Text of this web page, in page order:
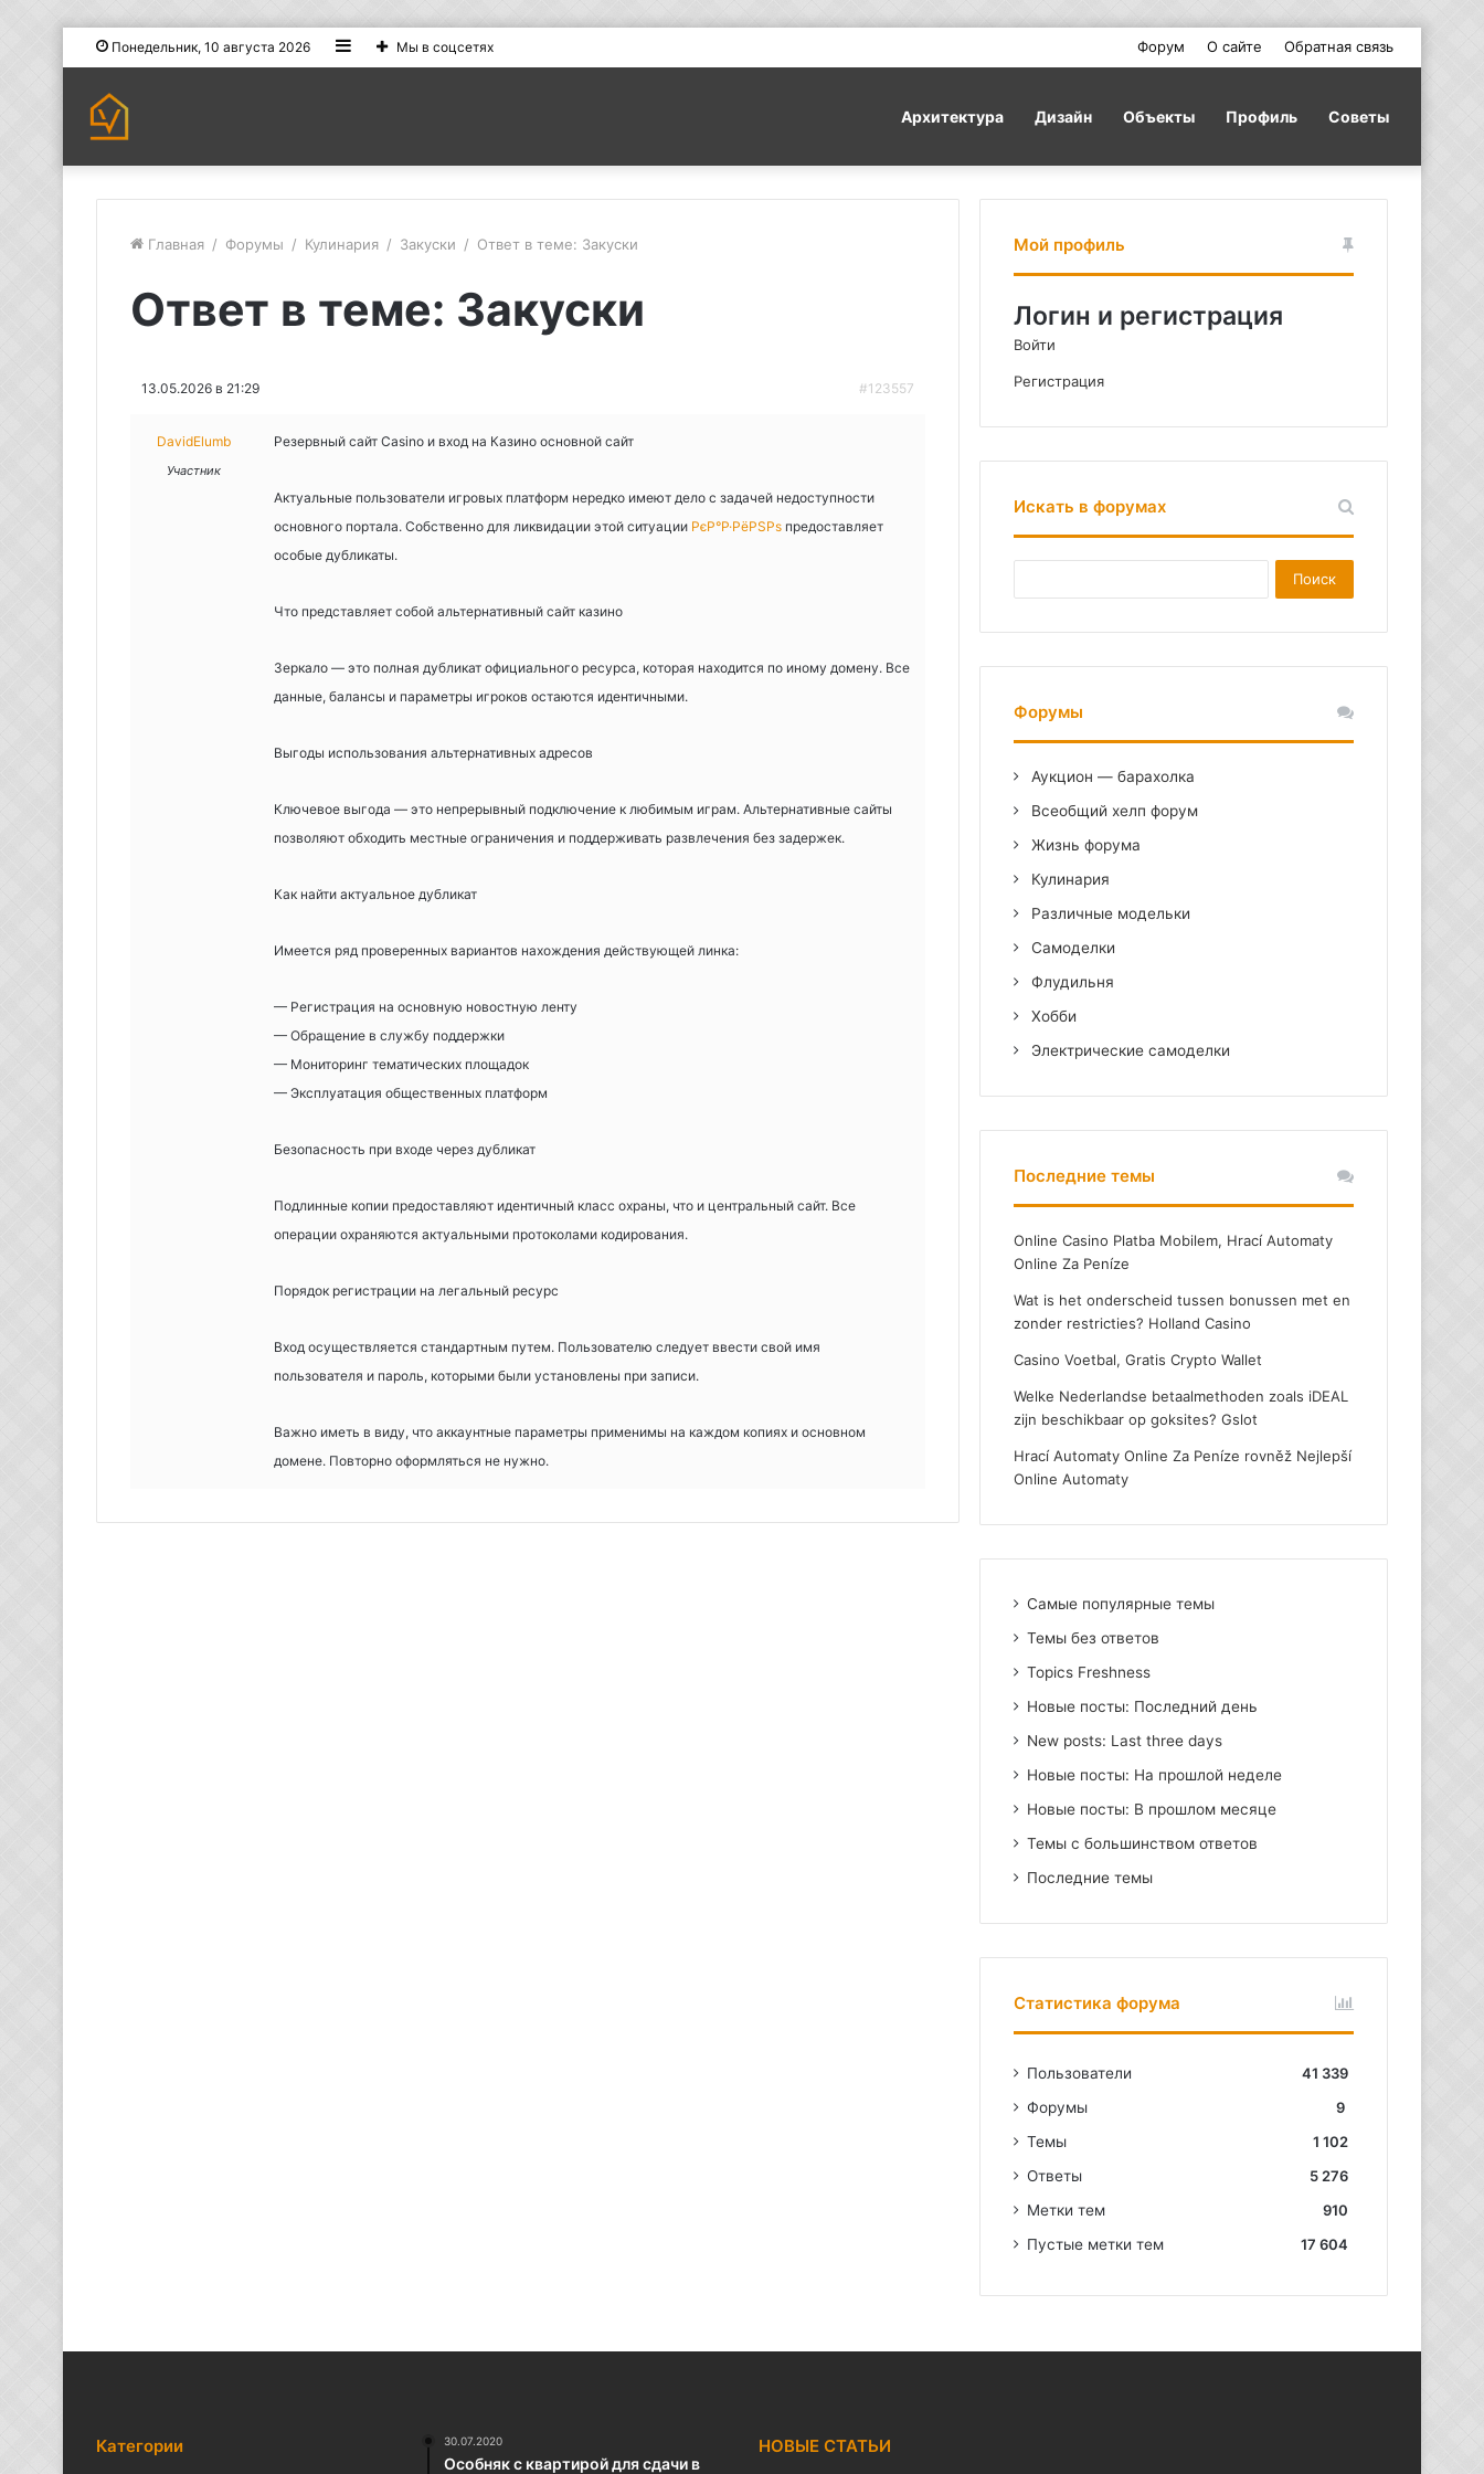
Понедельник, 10 августа 2026 SidebarМы в соцсетях Форум О сайте Обратная связь
Архитектура Дизайн Объекты Профиль Советы
Главная / Форумы / Кулинария / Закуски / Ответ в теме: Закуски
Ответ в теме: Закуски
13.05.2026 в 21:29 #123557
DavidElumb
Участник
Резервный сайт Casino и вход на Казино основной сайт
Актуальные пользователи игровых платформ нередко имеют дело с задачей недоступности
основного портала. Собственно для ликвидации этой ситуации РєР°Р·РёРЅРѕ предоставляет
особые дубликаты.
Что представляет собой альтернативный сайт казино
Зеркало — это полная дубликат официального ресурса, которая находится по иному домену. Все
данные, балансы и параметры игроков остаются идентичными.
Выгоды использования альтернативных адресов
Ключевое выгода — это непрерывный подключение к любимым играм. Альтернативные сайты
позволяют обходить местные ограничения и поддерживать развлечения без задержек.
Как найти актуальное дубликат
Имеется ряд проверенных вариантов нахождения действующей линка:
— Регистрация на основную новостную ленту
— Обращение в службу поддержки
— Мониторинг тематических площадок
— Эксплуатация общественных платформ
Безопасность при входе через дубликат
Подлинные копии предоставляют идентичный класс охраны, что и центральный сайт. Все
операции охраняются актуальными протоколами кодирования.
Порядок регистрации на легальный ресурс
Вход осуществляется стандартным путем. Пользователю следует ввести свой имя
пользователя и пароль, которыми были установлены при записи.
Важно иметь в виду, что аккаунтные параметры применимы на каждом копиях и основном
домене. Повторно оформляться не нужно.
Мой профиль
Логин и регистрация
Войти
Регистрация
Искать в форумах
Форумы
Аукцион — барахолка
Всеобщий хелп форум
Жизнь форума
Кулинария
Различные модельки
Самоделки
Флудильня
Хобби
Электрические самоделки
Последние темы
Online Casino Platba Mobilem, Hrací Automaty
Online Za Peníze
Wat is het onderscheid tussen bonussen met en
zonder restricties? Holland Casino
Casino Voetbal, Gratis Crypto Wallet
Welke Nederlandse betaalmethoden zoals iDEAL
zijn beschikbaar op goksites? Gslot
Hrací Automaty Online Za Peníze rovněž Nejlepší
Online Automaty
Самые популярные темы
Темы без ответов
Topics Freshness
Новые посты: Последний день
New posts: Last three days
Новые посты: На прошлой неделе
Новые посты: В прошлом месяце
Темы с большинством ответов
Последние темы
Статистика форума
Пользователи
41 339
Форумы
9
Темы
1 102
Ответы
5 276
Метки тем
910
Пустые метки тем
17 604
Категории 30.07.2020
Особняк с квартирой для сдачи в
НОВЫЕ СТАТЬИ